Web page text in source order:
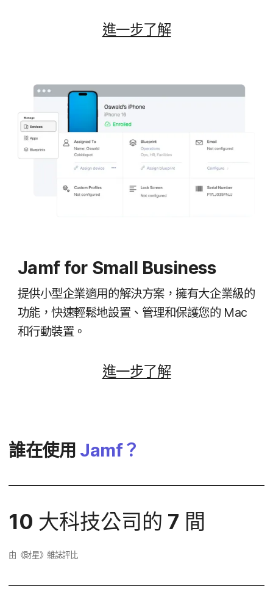
進一步​了​解
Jamf for Small Business
提供​小型​企業​適用​的​解決​方案，​擁有​大企業​級​的​
功能，​快速​輕鬆地​設置、​管理​和​保護​您​的 Mac
和​行動​裝置。
進一步​了​解
誰​在​使用 Jamf？
10 大​科技​公司​的 7 間
由​《財星​》雜​誌評​比